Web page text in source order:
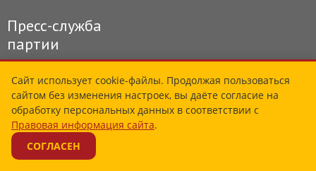
Пресс-служба
партии
+7 (495) 783-98-03
Общественная приёмная
фракции в Госдуме
+7 (495) 629-61-01
Сайт использует cookie-файлы. Продолжая пользоваться
сайтом без изменения настроек, вы даёте согласие на
обработку персональных данных в соответствии с
Правовая информация сайта.
СОГЛАСЕН